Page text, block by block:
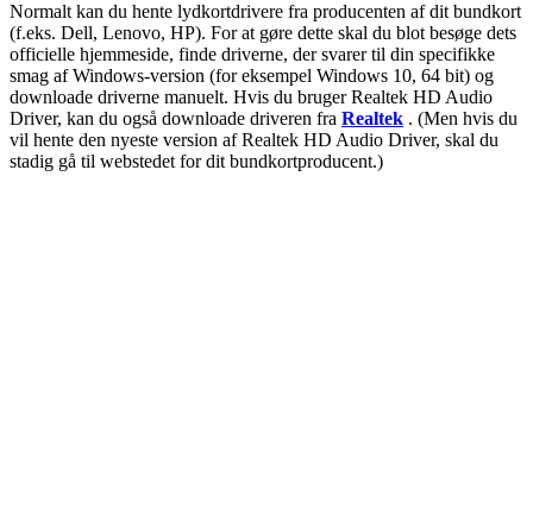
Normalt kan du hente lydkortdrivere fra producenten af ​​dit bundkort
(f.eks. Dell, Lenovo, HP). For at gøre dette skal du blot besøge dets
officielle hjemmeside, finde driverne, der svarer til din specifikke
smag af Windows-version (for eksempel Windows 10, 64 bit) og
downloade driverne manuelt. Hvis du bruger Realtek HD Audio
Driver, kan du også downloade driveren fra Realtek . (Men hvis du
vil hente den nyeste version af Realtek HD Audio Driver, skal du
stadig gå til webstedet for dit bundkortproducent.)